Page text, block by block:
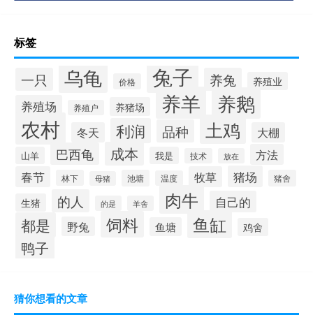
标签
一只 乌龟 价格 兔子 养兔 养殖业
养殖场 养殖户 养猪场 养羊 养鹅
农村 冬天 利润 品种 土鸡 大棚
山羊 巴西龟 成本 我是 技术 放在
方法
春节
林下 母猪 池塘 温度 牧草 猪场 猪舍
生猪 的人 的是 羊舍 肉牛 自己的
都是 野兔 饲料 鱼塘 鱼缸 鸡舍
鸭子
猜你想看的文章